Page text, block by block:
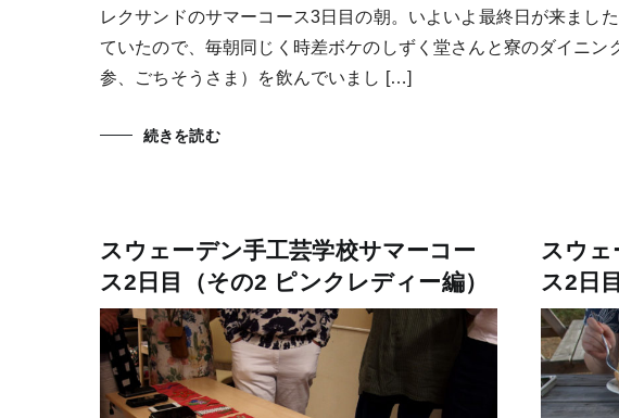
レクサンドのサマーコース3日目の朝。いよいよ最終日が来まし
ていたので、毎朝同じく時差ボケのしずく堂さんと寮のダイニ
参、ごちそうさま）を飲んでいまし […]
続きを読む
スウェーデン手工芸学校サマーコー
ス2日目（その2 ピンクレディー編）
スウェ
ス2日